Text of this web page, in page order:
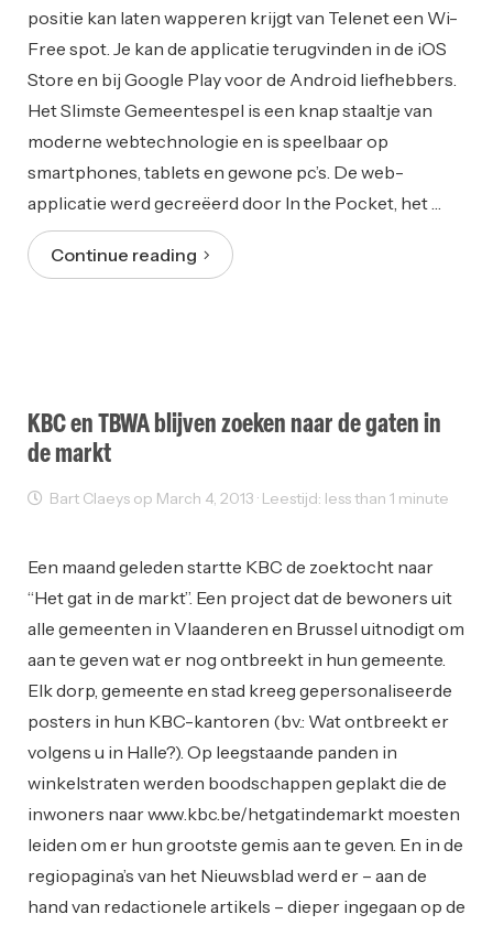
positie kan laten wapperen krijgt van Telenet een Wi-
Free spot. Je kan de applicatie terugvinden in de iOS
Store en bij Google Play voor de Android liefhebbers.
Het Slimste Gemeentespel is een knap staaltje van
moderne webtechnologie en is speelbaar op
smartphones, tablets en gewone pc’s. De web-
applicatie werd gecreëerd door In the Pocket, het …
Continue reading
KBC en TBWA blijven zoeken naar de gaten in
de markt
Bart Claeys op March 4, 2013 · Leestijd: less than 1 minute
Een maand geleden startte KBC de zoektocht naar
“Het gat in de markt”. Een project dat de bewoners uit
alle gemeenten in Vlaanderen en Brussel uitnodigt om
aan te geven wat er nog ontbreekt in hun gemeente.
Elk dorp, gemeente en stad kreeg gepersonaliseerde
posters in hun KBC-kantoren (bv.: Wat ontbreekt er
volgens u in Halle?). Op leegstaande panden in
winkelstraten werden boodschappen geplakt die de
inwoners naar www.kbc.be/hetgatindemarkt moesten
leiden om er hun grootste gemis aan te geven. En in de
regiopagina’s van het Nieuwsblad werd er – aan de
hand van redactionele artikels – dieper ingegaan op de